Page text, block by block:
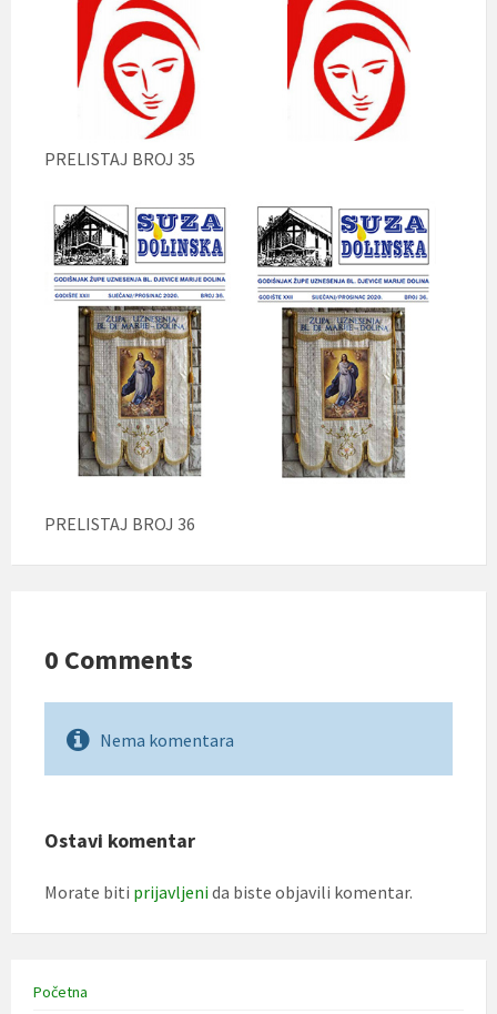
PRELISTAJ BROJ 35
PRELISTAJ BROJ 36
0 Comments
Nema komentara
Ostavi komentar
Morate biti prijavljeni da biste objavili komentar.
Početna